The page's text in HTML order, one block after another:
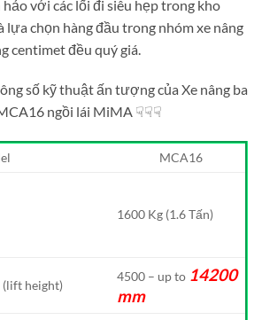
với các lối đi siêu hẹp trong kho
lựa chọn hàng đầu trong nhóm xe nâng
centimet đều quý giá.
số kỹ thuật ấn tượng của Xe nâng ba
ngồi lái MiMA ☟☟☟
MCA16
1600 Kg (1.6 Tấn)
(lift height)
4500 – up to 14200
mm